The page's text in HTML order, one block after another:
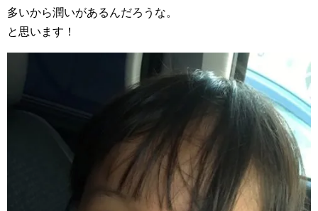
多いから潤いがあるんだろうな。
と思います！